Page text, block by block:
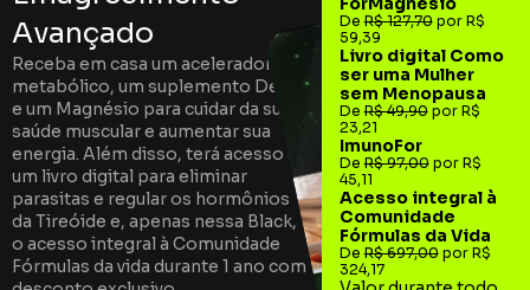
Avançado
Receba em casa um acelerador
metabólico, um suplemento Detox
e um Magnésio para cuidar da sua
saúde muscular e aumentar sua
energia. Além disso, terá acesso a
um livro digital para eliminar
parasitas e regular os hormônios
da Tireóide e, apenas nessa Black,
o acesso integral à Comunidade
Fórmulas da vida durante 1 ano com
DeR$ 127,70por R$
59,39
Livro digital Como
ser uma Mulher
sem Menopausa
DeR$ 49,90por R$
23,21
ImunoFor
DeR$ 97,00por R$
45,11
Acesso integral à
Comunidade
Fórmulas da Vida
DeR$ 697,00por R$
324,17